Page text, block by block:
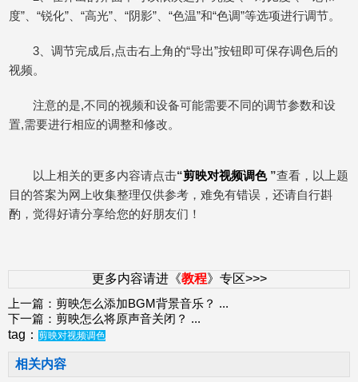
度”、“锐化”、“高光”、“阴影”、“色温”和“色调”等选项进行调节。
3、调节完成后,点击右上角的“导出”按钮即可保存调色后的
视频。
注意的是,不同的视频和设备可能需要不同的调节参数和设
置,需要进行相应的调整和修改。
以上相关的更多内容请点击“剪映对视频调色”查看，以上题
目的答案为网上收集整理仅供参考，难免有错误，还请自行斟
酌，觉得好请分享给您的好朋友们！
更多内容请进《教程》专区>>>
上一篇： 剪映怎么添加BGM背景音乐？ ...
下一篇： 剪映怎么将原声音关闭？ ...
tag： 剪映对视频调色
相关内容